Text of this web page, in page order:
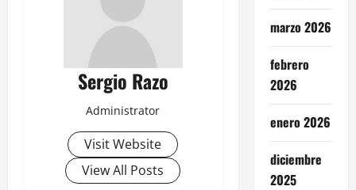
Sergio Razo
Administrator
Visit Website
View All Posts
marzo 2026
febrero
2026
enero 2026
diciembre
2025